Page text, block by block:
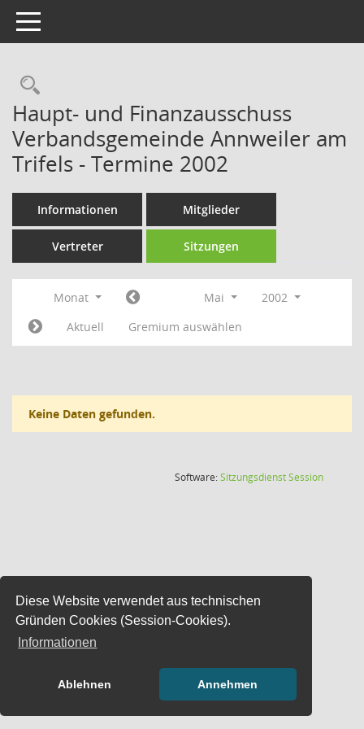
Diese Website verwendet aus technischen
Gründen Cookies (Session-Cookies).
Informationen
Ablehnen Annehmen
Toggle navigation
Rechercheauswahl
Haupt- und Finanzausschuss
Verbandsgemeinde Annweiler am
Trifels - Termine 2002
Informationen Mitglieder
Vertreter Sitzungen
Monat Mai
2002
Aktuell
Gremium auswählen
Keine Daten gefunden.
Software:SitzungsdienstSession(Wird in